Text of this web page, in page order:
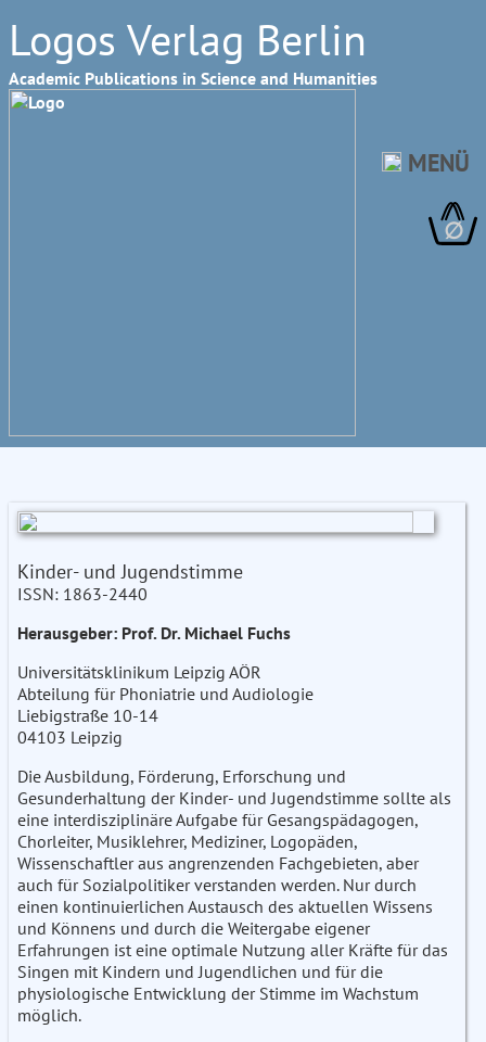
Logos Verlag Berlin
Academic Publications in Science and Humanities
∅
MENÜ
Kinder- und Jugendstimme
ISSN: 1863-2440
Herausgeber: Prof. Dr. Michael Fuchs
Universitätsklinikum Leipzig AÖR
Abteilung für Phoniatrie und Audiologie
Liebigstraße 10-14
04103 Leipzig
Die Ausbildung, Förderung, Erforschung und
Gesunderhaltung der Kinder- und Jugendstimme sollte als
eine interdisziplinäre Aufgabe für Gesangspädagogen,
Chorleiter, Musiklehrer, Mediziner, Logopäden,
Wissenschaftler aus angrenzenden Fachgebieten, aber
auch für Sozialpolitiker verstanden werden. Nur durch
einen kontinuierlichen Austausch des aktuellen Wissens
und Könnens und durch die Weitergabe eigener
Erfahrungen ist eine optimale Nutzung aller Kräfte für das
Singen mit Kindern und Jugendlichen und für die
physiologische Entwicklung der Stimme im Wachstum
möglich.